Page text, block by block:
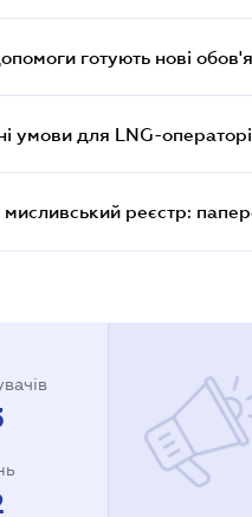
готують нові
умови для LNG-
реєстр: